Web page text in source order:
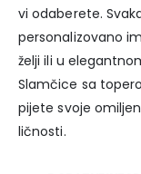
vi odaberete.
personalizovano
želji ili u
Slamčice sa
pijete svoje
ličnosti.